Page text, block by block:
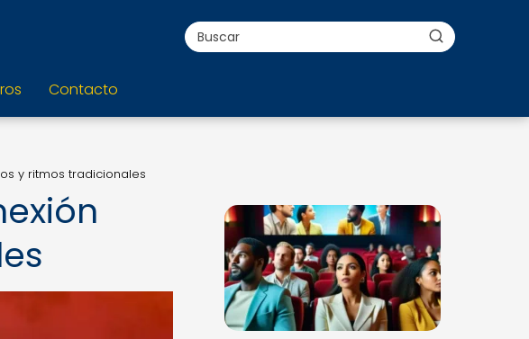
Contacto
y ritmos tradicionales